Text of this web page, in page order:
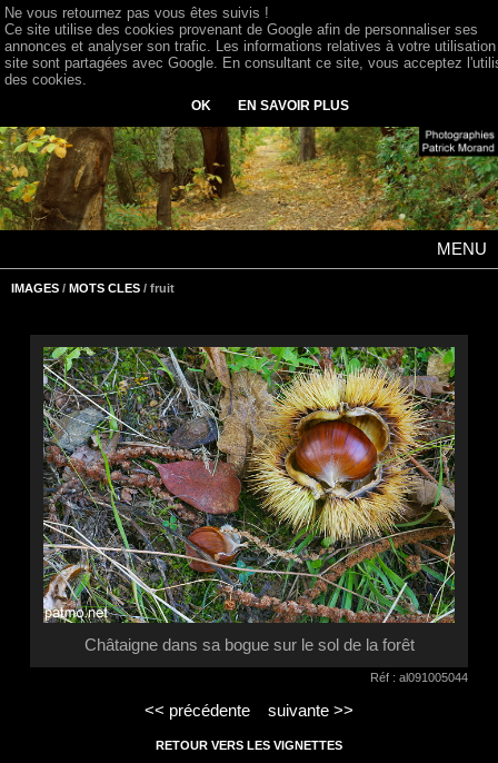
MENU
IMAGES / MOTS CLES / fruit
Châtaigne dans sa bogue sur le sol de la forêt
Réf : al091005044
<< précédente suivante >>
RETOUR VERS LES VIGNETTES
Ne vous retournez pas vous êtes suivis !
Ce site utilise des cookies provenant de Google afin de personnaliser ses
annonces et analyser son trafic. Les informations relatives à votre
site sont partagées avec Google. En consultant ce site, vous acceptez
des cookies.
OK EN SAVOIR PLUS